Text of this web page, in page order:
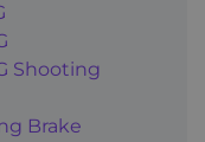
Shooting
Brake